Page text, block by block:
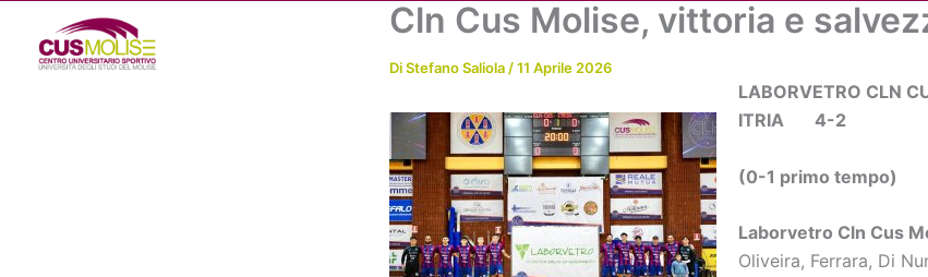
contenuto
Chi siamo
Cln Cus Molise, vittoria e
DiStefano Saliola /11 Aprile 2026
LABORVETRO CLN
ITRIA 4-2
(0-1 primo tempo)
Laborvetro Cln Cus
Oliveira, Ferrara, Di